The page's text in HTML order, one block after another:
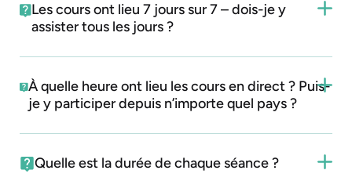
Les cours ont lieu 7 jours sur 7 – dois-je y
assister tous les jours ?
À quelle heure ont lieu les cours en direct ? Puis-
je y participer depuis n’importe quel pays ?
Quelle est la durée de chaque séance ?